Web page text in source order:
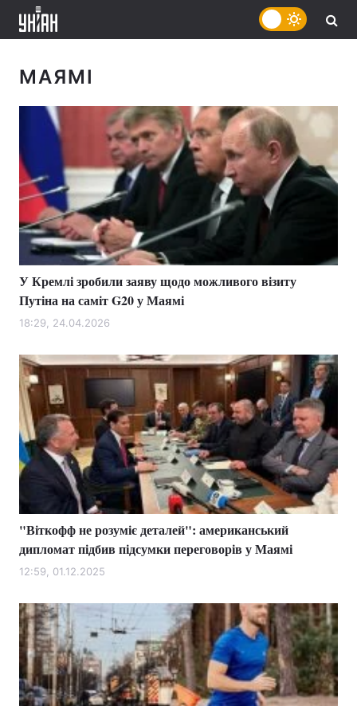
МАЯМІ
У Кремлі зробили заяву щодо можливого візиту
Путіна на саміт G20 у Маямі
18:29, 24.04.2026
"Віткофф не розуміє деталей": американський
дипломат підбив підсумки переговорів у Маямі
12:59, 01.12.2025